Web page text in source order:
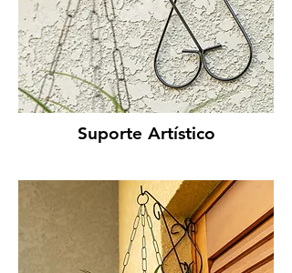
Suporte Artístico